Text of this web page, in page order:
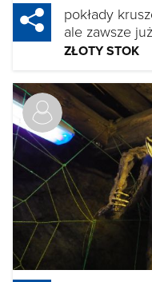
pokłady
ale zawsze
ZŁOTY STOK